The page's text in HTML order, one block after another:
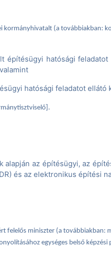
kormányhivatalt (a
építésügyi hatósági
hatósági feladatot ellátó
alapján az építésügyi, az
és az elektronikus építési
felelős miniszter (a
egységes belső